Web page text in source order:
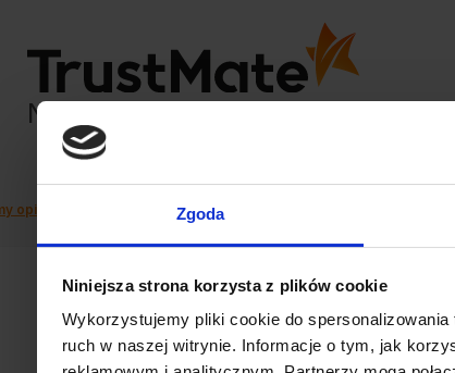
Zgoda
Niniejsza strona korzysta z plików cookie
Wykorzystujemy pliki cookie do
ruch w naszej witrynie. Informacje o tym, jak
Na podstawie
opinie?
Marek
zweryfikowano